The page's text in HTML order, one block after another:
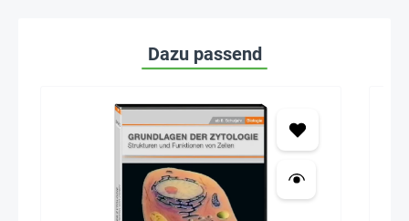
Dazu passend